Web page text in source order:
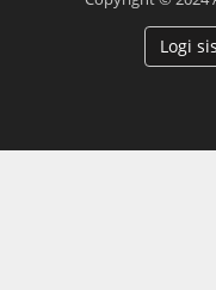
Logi